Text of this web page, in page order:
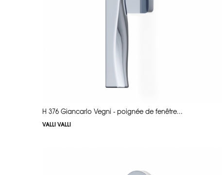
H 376 Giancarlo Vegni - poignée de fenêtre...
VALLI VALLI